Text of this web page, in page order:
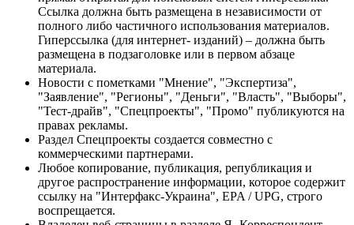
Ссылка должна быть размещена в независимости от
полного либо частичного использования материалов.
Гиперссылка (для интернет- изданий) – должна быть
размещена в подзаголовке или в первом абзаце
материала.
Новости с пометками "Мнение", "Экспертиза",
"Заявление", "Регионы", "Деньги", "Власть", "Выборы",
"Тест-драйв", "Спецпроекты", "Промо" публикуются на
правах рекламы.
Раздел Спецпроекты создается совместно с
коммерческими партнерами.
Любое копирование, публикация, републикация и
другое распространение информации, которое содержит
ссылку на "Интерфакс-Украина", EPA / UPG, строго
воспрещается.